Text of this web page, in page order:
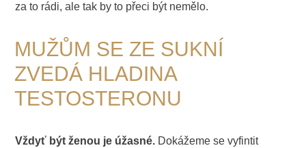
za to rádi, ale tak by to přeci být nemělo.
MUŽŮM SE ZE SUKNÍ
ZVEDÁ HLADINA
TESTOSTERONU
Vždyť být ženou je úžasné. Dokážeme se vyfintit